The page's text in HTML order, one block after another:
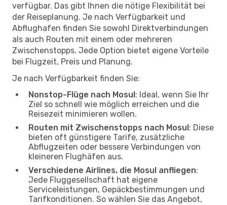
verfügbar. Das gibt Ihnen die nötige Flexibilität bei
der Reiseplanung. Je nach Verfügbarkeit und
Abflughafen finden Sie sowohl Direktverbindungen
als auch Routen mit einem oder mehreren
Zwischenstopps. Jede Option bietet eigene Vorteile
bei Flugzeit, Preis und Planung.
Je nach Verfügbarkeit finden Sie:
Nonstop-Flüge nach Mosul: Ideal, wenn Sie Ihr
Ziel so schnell wie möglich erreichen und die
Reisezeit minimieren wollen.
Routen mit Zwischenstopps nach Mosul: Diese
bieten oft günstigere Tarife, zusätzliche
Abflugzeiten oder bessere Verbindungen von
kleineren Flughäfen aus.
Verschiedene Airlines, die Mosul anfliegen:
Jede Fluggesellschaft hat eigene
Serviceleistungen, Gepäckbestimmungen und
Tarifkonditionen. So wählen Sie das Angebot,